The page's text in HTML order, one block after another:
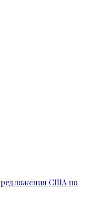
США по